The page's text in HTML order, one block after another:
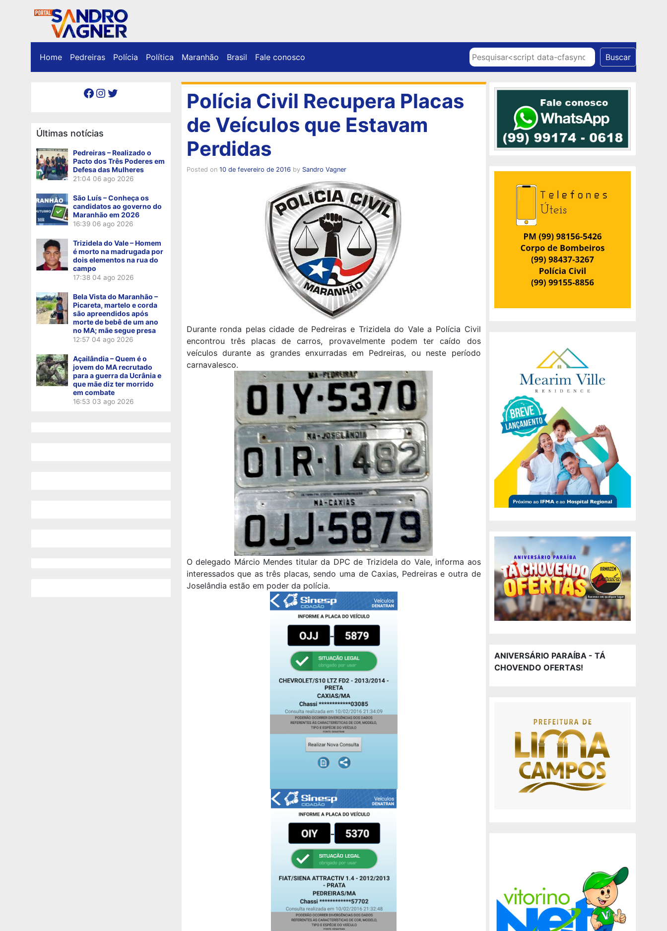
Home Pedreiras Polícia Política Maranhão Brasil Fale conosco Pesquisar Buscar
Facebook Instagram Twitter
Últimas notícias
Pedreiras – Realizado o
Pacto dos Três Poderes em
Defesa das Mulheres
21:04 06 ago 2026
São Luís – Conheça os
candidatos ao governo do
Maranhão em 2026
16:39 06 ago 2026
Trizidela do Vale – Homem
é morto na madrugada por
dois elementos na rua do
campo
17:38 04 ago 2026
Bela Vista do Maranhão –
Picareta, martelo e corda
são apreendidos após
morte de bebê de um ano
no MA; mãe segue presa
12:57 04 ago 2026
Açailândia – Quem é o
jovem do MA recrutado
para a guerra da Ucrânia e
que mãe diz ter morrido
em combate
16:53 03 ago 2026
Polícia Civil Recupera Placas
de Veículos que Estavam
Perdidas
Posted on 10 de fevereiro de 2016 by Sandro Vagner
Durante ronda pelas cidade de Pedreiras e Trizidela do Vale a Polícia Civil
encontrou três placas de carros, provavelmente podem ter caído dos
veículos durante as grandes enxurradas em Pedreiras, ou neste período
carnavalesco.
O delegado Márcio Mendes titular da DPC de Trizidela do Vale, informa aos
interessados que as três placas, sendo uma de Caxias, Pedreiras e outra de
Joselândia estão em poder da polícia.
ANIVERSÁRIO PARAÍBA - TÁ
CHOVENDO OFERTAS!